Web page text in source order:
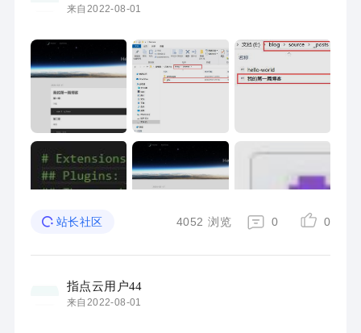
来自2022-08-01
站长社区 4052 浏览 0 0
指点云用户44
来自2022-08-01